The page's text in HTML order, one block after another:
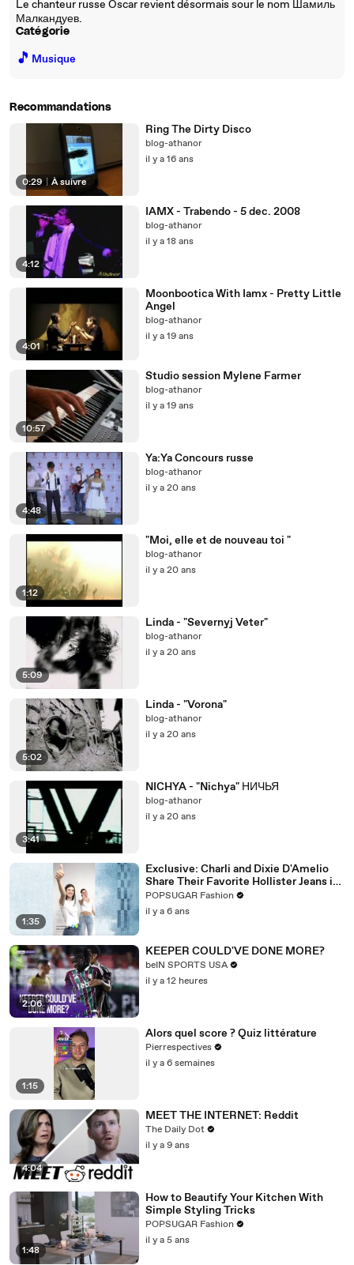
Le chanteur russe Oscar revient désormais sour le nom Шамиль
Малкандуев.
Catégorie
🎵 Musique
Recommandations
0:29 À suivre
Ring The Dirty Disco
blog-athanor
il y a 16 ans
4:12
IAMX - Trabendo - 5 dec. 2008
blog-athanor
il y a 18 ans
4:01
Moonbootica With Iamx - Pretty Little
Angel
blog-athanor
il y a 19 ans
10:57
Studio session Mylene Farmer
blog-athanor
il y a 19 ans
4:48
Ya:Ya Concours russe
blog-athanor
il y a 20 ans
1:12
"Moi, elle et de nouveau toi "
blog-athanor
il y a 20 ans
5:09
Linda - "Severnyj Veter"
blog-athanor
il y a 20 ans
5:02
Linda - "Vorona"
blog-athanor
il y a 20 ans
3:41
NICHYA - "Nichya" НИЧЬЯ
blog-athanor
il y a 20 ans
1:35
Exclusive: Charli and Dixie D'Amelio
Share Their Favorite Hollister Jeans in
This New TikTok Dance Challenge
POPSUGAR Fashion
il y a 6 ans
2:06
KEEPER COULD'VE DONE MORE?
beIN SPORTS USA
il y a 12 heures
1:15
Alors quel score ? Quiz littérature
Pierrespectives
il y a 6 semaines
4:04
MEET THE INTERNET: Reddit
The Daily Dot
il y a 9 ans
1:48
How to Beautify Your Kitchen With
Simple Styling Tricks
POPSUGAR Fashion
il y a 5 ans